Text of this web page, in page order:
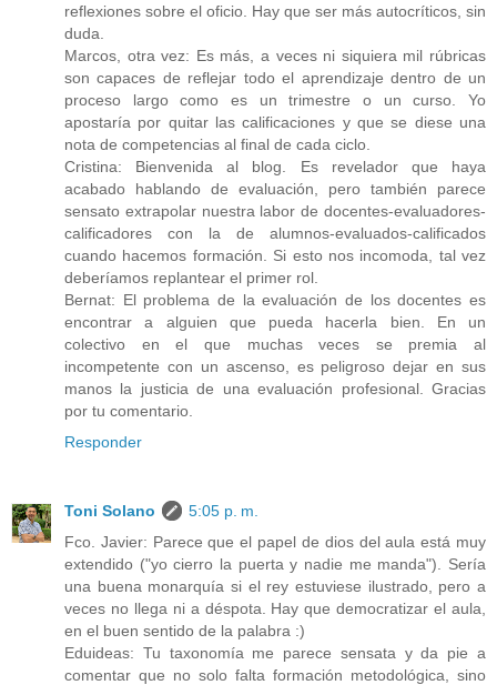
reflexiones sobre el oficio. Hay que ser más autocríticos, sin
duda.
Marcos, otra vez: Es más, a veces ni siquiera mil rúbricas
son capaces de reflejar todo el aprendizaje dentro de un
proceso largo como es un trimestre o un curso. Yo
apostaría por quitar las calificaciones y que se diese una
nota de competencias al final de cada ciclo.
Cristina: Bienvenida al blog. Es revelador que haya
acabado hablando de evaluación, pero también parece
sensato extrapolar nuestra labor de docentes-evaluadores-
calificadores con la de alumnos-evaluados-calificados
cuando hacemos formación. Si esto nos incomoda, tal vez
deberíamos replantear el primer rol.
Bernat: El problema de la evaluación de los docentes es
encontrar a alguien que pueda hacerla bien. En un
colectivo en el que muchas veces se premia al
incompetente con un ascenso, es peligroso dejar en sus
manos la justicia de una evaluación profesional. Gracias
por tu comentario.
Responder
Toni Solano
5:05 p. m.
Fco. Javier: Parece que el papel de dios del aula está muy
extendido ("yo cierro la puerta y nadie me manda"). Sería
una buena monarquía si el rey estuviese ilustrado, pero a
veces no llega ni a déspota. Hay que democratizar el aula,
en el buen sentido de la palabra :)
Eduideas: Tu taxonomía me parece sensata y da pie a
comentar que no solo falta formación metodológica, sino